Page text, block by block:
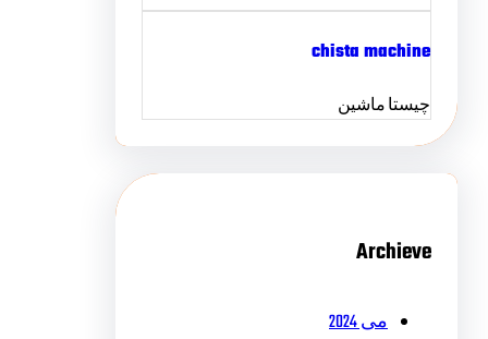
chista machine
چیستا ماشین
Archieve
می 2024